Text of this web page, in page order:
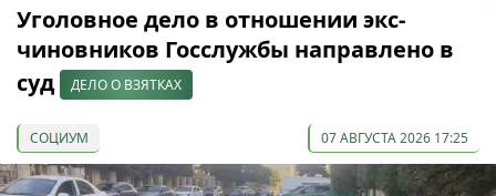
Уголовное дело в отношении экс-
чиновников Госслужбы направлено в
суд
ДЕЛО О ВЗЯТКАХ
СОЦИУМ 07 АВГУСТА 2026 17:25